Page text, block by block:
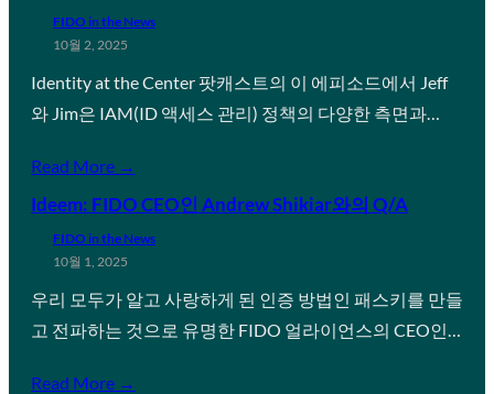
FIDO in the News
10월 2, 2025
Identity at the Center 팟캐스트의 이 에피소드에서 Jeff
와 Jim은 IAM(ID 액세스 관리) 정책의 다양한 측면과…
Read More →
Ideem: FIDO CEO인 Andrew Shikiar와의 Q/A
FIDO in the News
10월 1, 2025
우리 모두가 알고 사랑하게 된 인증 방법인 패스키를 만들
고 전파하는 것으로 유명한 FIDO 얼라이언스의 CEO인…
Read More →